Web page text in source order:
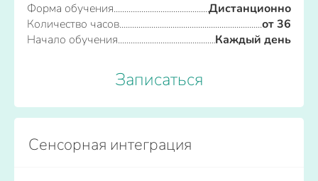
Форма обучения
Дистанционно
Количество часов
от 36
Начало обучения
Каждый день
Записаться
Сенсорная интеграция